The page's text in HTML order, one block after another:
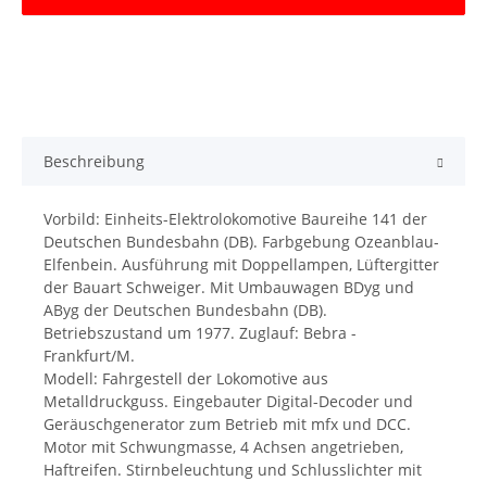
Beschreibung
Vorbild: Einheits-Elektrolokomotive Baureihe 141 der
Deutschen Bundesbahn (DB). Farbgebung Ozeanblau-
Elfenbein. Ausführung mit Doppellampen, Lüftergitter
der Bauart Schweiger. Mit Umbauwagen BDyg und
AByg der Deutschen Bundesbahn (DB).
Betriebszustand um 1977. Zuglauf: Bebra -
Frankfurt/M.
Modell: Fahrgestell der Lokomotive aus
Metalldruckguss. Eingebauter Digital-Decoder und
Geräuschgenerator zum Betrieb mit mfx und DCC.
Motor mit Schwungmasse, 4 Achsen angetrieben,
Haftreifen. Stirnbeleuchtung und Schlusslichter mit